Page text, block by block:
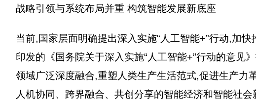
战略引领与系统布局并重 构筑智能发展新底座
当前,国家层面明确提出深入实施“人工智能+”行动,加
印发的《国务院关于深入实施“人工智能+”行动的意见
领域广泛深度融合,重塑人类生产生活范式,促进生产力
人机协同、跨界融合、共创分享的智能经济和智能社会